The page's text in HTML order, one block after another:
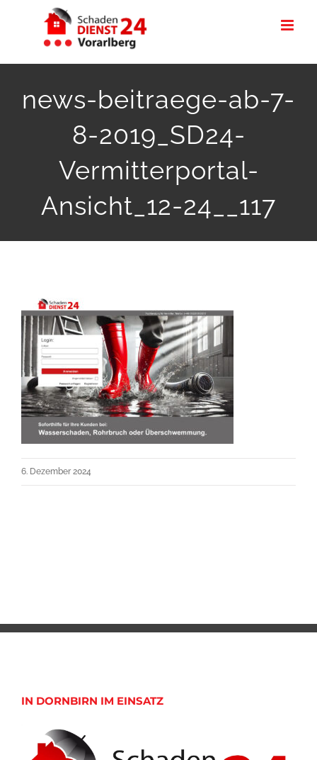
news-beitraege-ab-7-
8-2019_SD24-
Vermitterportal-
Ansicht_12-24__117
6. Dezember 2024
IN DORNBIRN IM EINSATZ